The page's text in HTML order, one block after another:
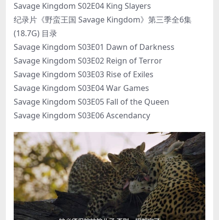
Savage Kingdom S02E04 King Slayers
纪录片《野蛮王国 Savage Kingdom》第三季全6集
(18.7G) 目录
Savage Kingdom S03E01 Dawn of Darkness
Savage Kingdom S03E02 Reign of Terror
Savage Kingdom S03E03 Rise of Exiles
Savage Kingdom S03E04 War Games
Savage Kingdom S03E05 Fall of the Queen
Savage Kingdom S03E06 Ascendancy